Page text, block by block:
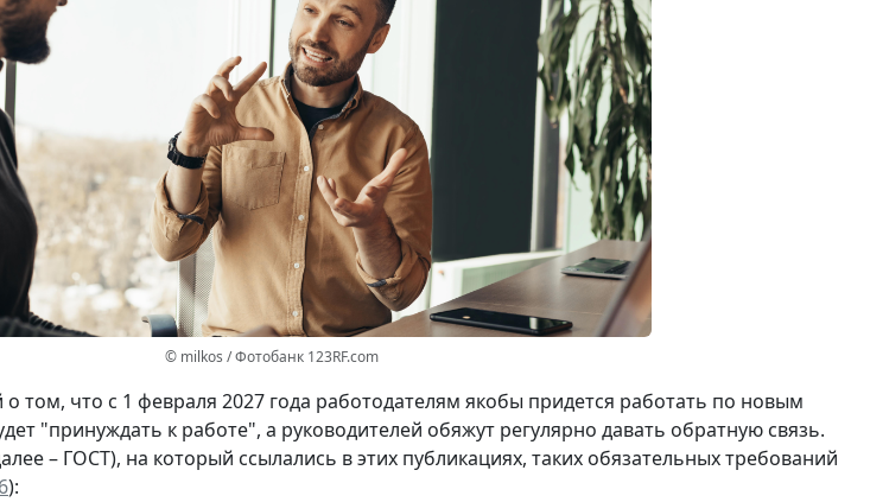
© milkos / Фотобанк 123RF.com
том, что с 1 февраля 2027 года работодателям якобы придется работать по новым
"принуждать к работе", а руководителей обяжут регулярно давать обратную связь.
– ГОСТ), на который ссылались в этих публикациях, таких обязательных требований
):